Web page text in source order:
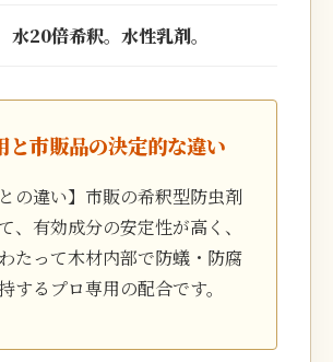
水20倍希釈。水性乳剤。
市販品の決定的な違い
との違い】市販の希釈型防虫剤
、有効成分の安定性が高く、
たって木材内部で防蟻・防腐
するプロ専用の配合です。